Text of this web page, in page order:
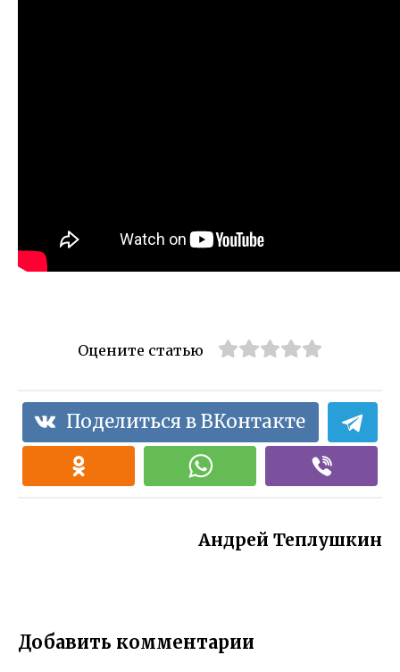
Оцените статью
Поделиться в ВКонтакте
Андрей Теплушкин
Добавить комментарии